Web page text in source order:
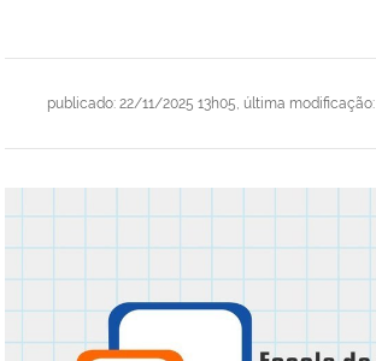
publicado: 22/11/2025 13h05 última modificação: